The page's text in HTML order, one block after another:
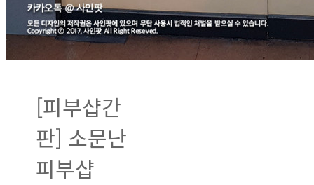
[피부샵간
판] 소문난
피부샵